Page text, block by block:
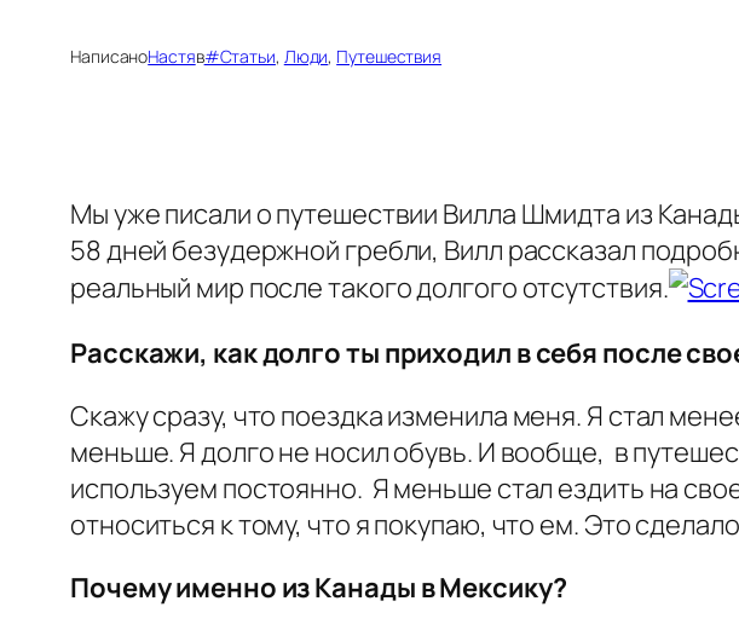
НаписаноНастяв#Статьи, Люди, Путешествия
Мы уже писали о путешествии Вилла Шмидта из
58 дней безудержной гребли, Вилл рассказал
реальный мир после такого долгого отсутствия.
Расскажи, как долго ты приходил в себя после
Скажу сразу, что поездка изменила меня. Я стал
меньше. Я долго не носил обувь. И вообще, в
используем постоянно. Я меньше стал ездить на
относиться к тому, что я покупаю, что ем. Это
Почему именно из Канады в Мексику?